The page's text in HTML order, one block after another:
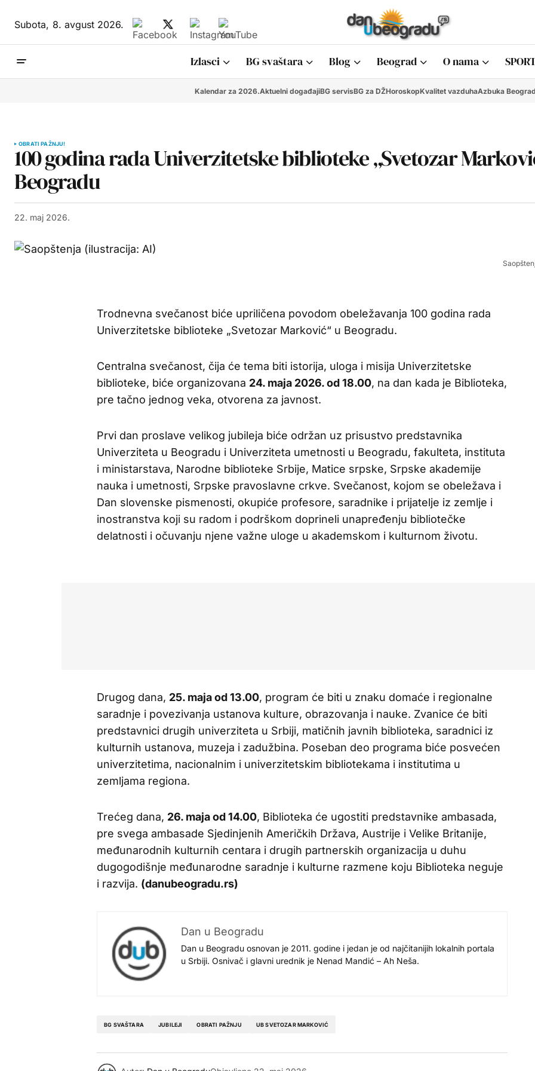
Subota,8. avgust 2026.
Izlasci BG svaštara Blog Beograd O nama
Kalendar za 2026.Aktuelni događajiBG servisBG za DŽHoroskopKvalitet vazduhaAzbuka
OBRATI PAŽNJU!
100 godina rada Univerzitetske biblioteke „Svetozar
Beogradu
22. maj 2026.
Trodnevna svečanost biće upriličena povodom obeležavanja 100 godina rada
Univerzitetske biblioteke „Svetozar Marković“ u Beogradu.
Centralna svečanost, čija će tema biti istorija, uloga i misija Univerzitetske
biblioteke, biće organizovana 24. maja 2026. od 18.00, na dan kada je Biblioteka,
pre tačno jednog veka, otvorena za javnost.
Prvi dan proslave velikog jubileja biće održan uz prisustvo predstavnika
Univerziteta u Beogradu i Univerziteta umetnosti u Beogradu, fakulteta, instituta
i ministarstava, Narodne biblioteke Srbije, Matice srpske, Srpske akademije
nauka i umetnosti, Srpske pravoslavne crkve. Svečanost, kojom se obeležava i
Dan slovenske pismenosti, okupiće profesore, saradnike i prijatelje iz zemlje i
inostranstva koji su radom i podrškom doprineli unapređenju bibliotečke
delatnosti i očuvanju njene važne uloge u akademskom i kulturnom životu.
Drugog dana, 25. maja od 13.00, program će biti u znaku domaće i regionalne
saradnje i povezivanja ustanova kulture, obrazovanja i nauke. Zvanice će biti
predstavnici drugih univerziteta u Srbiji, matičnih javnih biblioteka, saradnici iz
kulturnih ustanova, muzeja i zadužbina. Poseban deo programa biće posvećen
univerzitetima, nacionalnim i univerzitetskim bibliotekama i institutima u
zemljama regiona.
Trećeg dana, 26. maja od 14.00, Biblioteka će ugostiti predstavnike ambasada,
pre svega ambasade Sjedinjenih Američkih Država, Austrije i Velike Britanije,
međunarodnih kulturnih centara i drugih partnerskih organizacija u duhu
dugogodišnje međunarodne saradnje i kulturne razmene koju Biblioteka neguje
i razvija. (danubeogradu.rs)
Dan u Beogradu
Dan u Beogradu osnovan je 2011. godine i jedan je od najčitanijih lokalnih portala
u Srbiji. Osnivač i glavni urednik je Nenad Mandić – Ah Neša.
BG SVAŠTARA JUBILEJI OBRATI PAŽNJU UB SVETOZAR MARKOVIĆ